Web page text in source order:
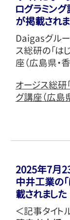
ログラミング
が掲載され
Daigasグル
ス総研の「は
座（広島県・
オージス総研
グ講座（広島
2025年7月
中井工業の
載されました
＜記事タイト